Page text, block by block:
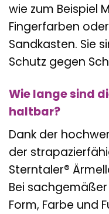
wie zum Beispiel
Fingerfarben
Sandkasten. Sie
Schutz gegen
Wie lange sind
haltbar?
Dank der
der
Sterntaler®
Bei
Form, Farbe und